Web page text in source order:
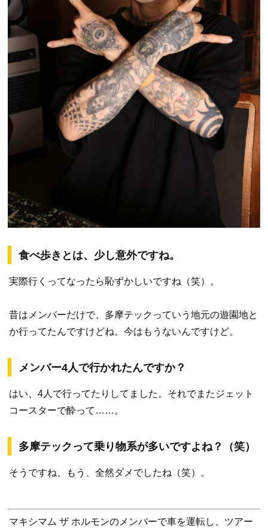
食べ歩きとは、少し意外ですね。
実際行くってなったら恥ずかしいですね（笑）。
昔はメンバーだけで、多摩テックっていう地元の遊園地と
か行ってたんですけどね。今はもうないんですけど。
メンバー4人で行かれたんですか？
はい、4人で行ってたりしてました。それでまたジェット
コースターで酔って……。
多摩テックって乗り物系が多いですよね？（笑）
そうですね、もう、全然ダメでしたね（笑）。
マキシマム ザ ホルモンのメンバーで車を運転し、ツアー